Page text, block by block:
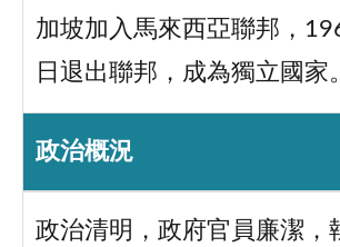
加坡加入馬來西亞聯邦，
日退出聯邦，成為獨立國家
政治概況
政治清明，政府官員廉潔，